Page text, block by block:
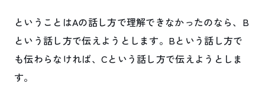
ということはAの話し方で理解できなかったのなら、B
という話し方で伝えようとします。Bという話し方で
も伝わらなければ、Cという話し方で伝えようとしま
す。